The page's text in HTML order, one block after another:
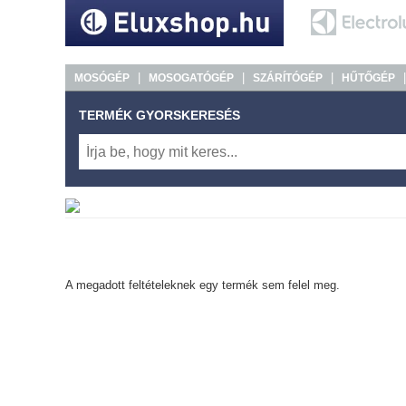
MOSÓGÉP MOSOGATÓGÉP SZÁRÍTÓGÉP HŰTŐGÉP
TERMÉK GYORSKERESÉS
A megadott feltételeknek egy termék sem felel meg.